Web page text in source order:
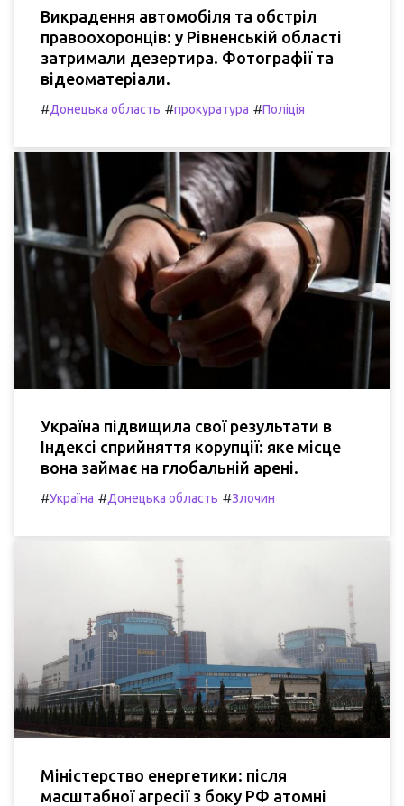
Викрадення автомобіля та обстріл
правоохоронців: у Рівненській області
затримали дезертира. Фотографії та
відеоматеріали.
#Донецька область #прокуратура #Поліція
Україна підвищила свої результати в
Індексі сприйняття корупції: яке місце
вона займає на глобальній арені.
#Україна #Донецька область #Злочин
Міністерство енергетики: після
масштабної агресії з боку РФ атомні